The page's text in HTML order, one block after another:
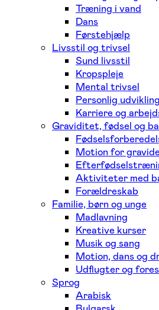
Træning i vand
Dans
Førstehjælp
Livsstil og trivsel
Sund livsstil
Kropspleje
Mental trivsel
Personlig udvikling
Karriere og
Graviditet, fødsel og
Motion for
Aktiviteter med
Forældreskab
Familie, børn og unge
Madlavning
Kreative kurser
Musik og sang
Motion, dans og
Udflugter og
Sprog
Arabisk